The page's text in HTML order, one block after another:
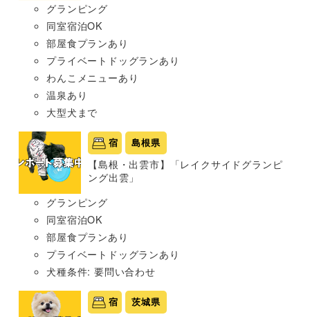
グランピング
同室宿泊OK
部屋食プランあり
プライベートドッグランあり
わんこメニューあり
温泉あり
大型犬まで
宿 島根県
【島根・出雲市】「レイクサイドグランピ
ング出雲」
グランピング
同室宿泊OK
部屋食プランあり
プライベートドッグランあり
犬種条件: 要問い合わせ
宿 茨城県